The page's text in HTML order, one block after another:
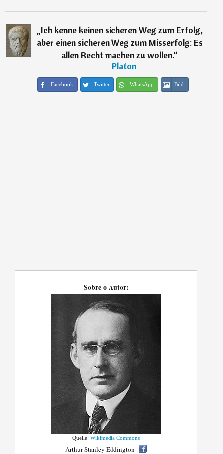
„Ich kenne keinen sicheren Weg zum Erfolg,
aber einen sicheren Weg zum Misserfolg: Es
allen Recht machen zu wollen.“
―Platon
Facebook Twitter WhatsApp Bild
Sobre o Autor:
Quelle:Wikimedia Commons
Arthur Stanley Eddington